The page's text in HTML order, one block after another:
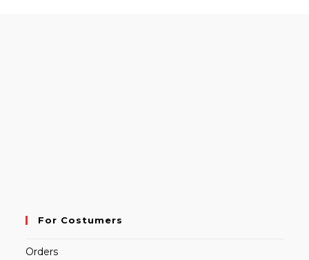
For Costumers
Orders